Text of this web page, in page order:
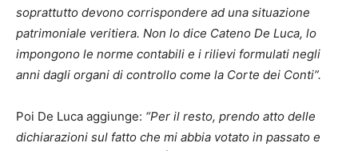
soprattutto devono corrispondere ad una situazione
patrimoniale veritiera. Non lo dice Cateno De Luca, lo
impongono le norme contabili e i rilievi formulati negli
anni dagli organi di controllo come la Corte dei Conti”.
Poi De Luca aggiunge: “Per il resto, prendo atto delle
dichiarazioni sul fatto che mi abbia votato in passato e